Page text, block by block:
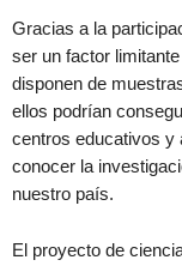
Gracias a la
ser un factor
disponen de
ellos podrían
centros educativos y
conocer la
nuestro país.
El proyecto de